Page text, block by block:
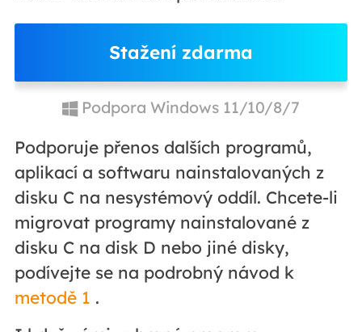
Stažení zdarma
Podpora Windows 11/10/8/7
Podporuje přenos dalších programů,
aplikací a softwaru nainstalovaných z
disku C na nesystémový oddíl. Chcete-li
migrovat programy nainstalované z
disku C na disk D nebo jiné disky,
podívejte se na podrobný návod k
metodě 1 .